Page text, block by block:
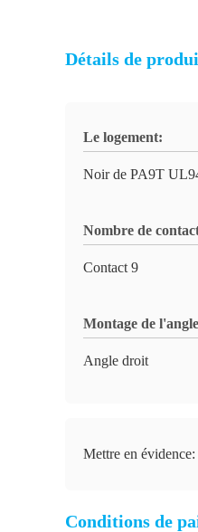
Détails de
Le logement:
Noir de PA9T
Nombre de
Contact 9
Montage de
Angle droit
Mettre en évidence:
Conditions de